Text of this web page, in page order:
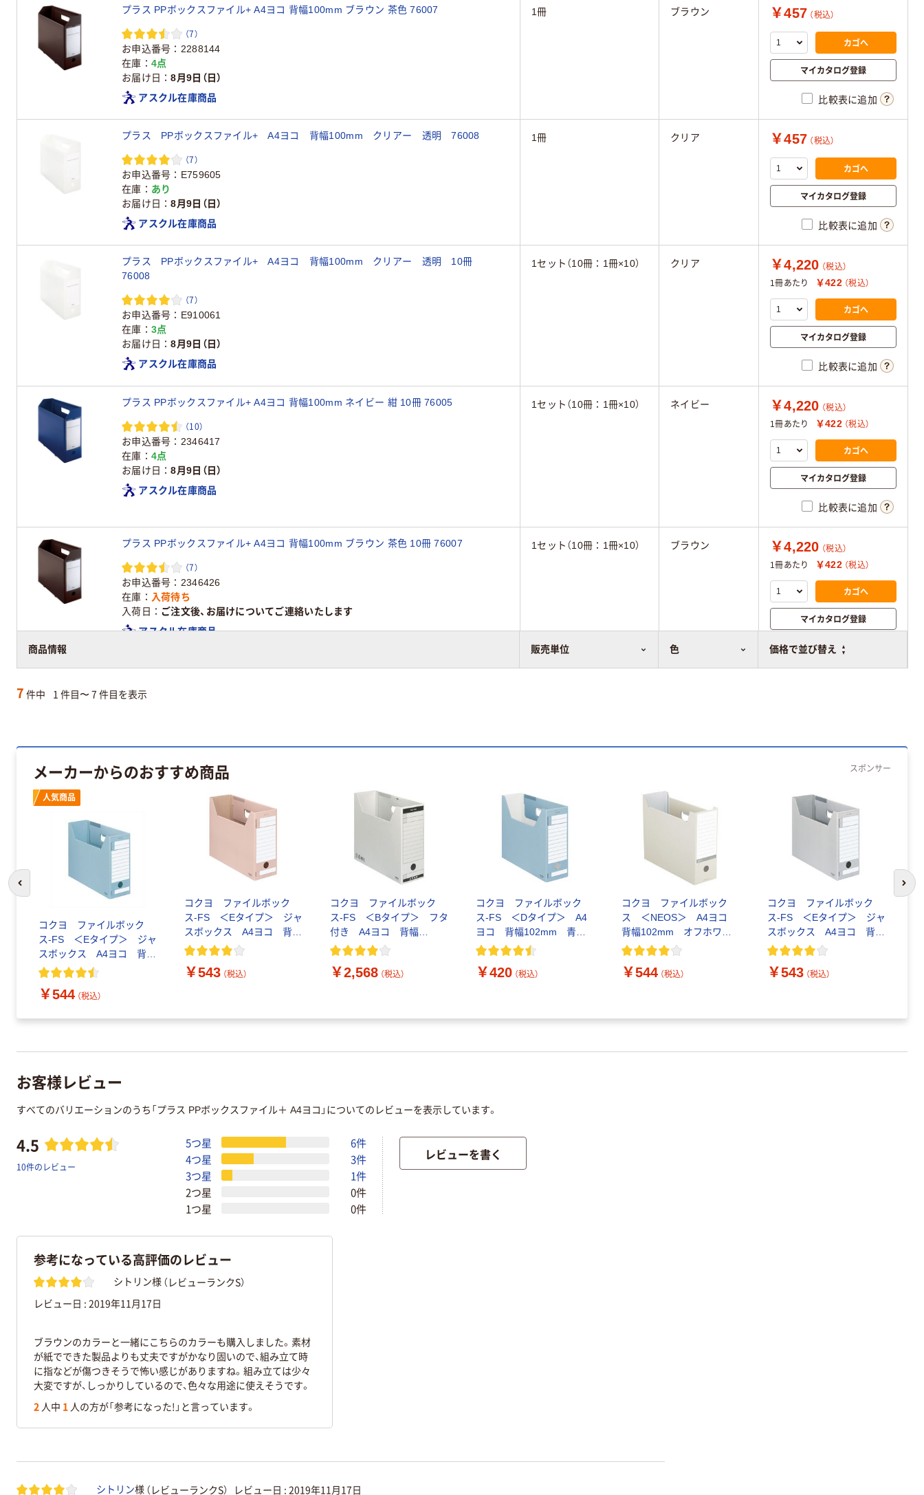
商品情報 販売単位 色 価格で並び替え
プラス PPボックスファイル+ A4ヨコ 背幅100mm ブラウン 茶色 76007
（7）
お申込番号
2288144
在庫
4点
お届け日
8月9日（日）
アスクル在庫商品
1冊 ブラウン ￥457 （税込）
カゴへ
マイカタログ登録
比較表に追加
プラス PPボックスファイル+ A4ヨコ 背幅100mm クリアー 透明 76008
（7）
お申込番号
E759605
在庫
あり
お届け日
8月9日（日）
アスクル在庫商品
1冊 クリア ￥457 （税込）
カゴへ
マイカタログ登録
比較表に追加
プラス PPボックスファイル+ A4ヨコ 背幅100mm クリアー 透明 10冊
76008
（7）
お申込番号
E910061
在庫
3点
お届け日
8月9日（日）
アスクル在庫商品
1セット（10冊：1冊×10） クリア ￥4,220 （税込）
1冊あたり
￥422 （税込）
カゴへ
マイカタログ登録
比較表に追加
プラス PPボックスファイル+ A4ヨコ 背幅100mm ネイビー 紺 10冊 76005
（10）
お申込番号
2346417
在庫
4点
お届け日
8月9日（日）
アスクル在庫商品
1セット（10冊：1冊×10） ネイビー ￥4,220 （税込）
1冊あたり
￥422 （税込）
カゴへ
マイカタログ登録
比較表に追加
プラス PPボックスファイル+ A4ヨコ 背幅100mm ブラウン 茶色 10冊 76007
（7）
お申込番号
2346426
在庫
入荷待ち
入荷日
ご注文後、お届けについてご連絡いたします
アスクル在庫商品
1セット（10冊：1冊×10） ブラウン ￥4,220 （税込）
1冊あたり
￥422 （税込）
カゴへ
マイカタログ登録
比較表に追加
7 件中 1 件目〜 7 件目を表示
メーカーからのおすすめ商品 スポンサー
人気商品
コクヨ ファイルボック
ス-FS ＜Eタイプ＞ ジャ
スボックス A4ヨコ 背幅
102mm 青 A4-LFE-B
￥544 （税込）
コクヨ ファイルボック
ス-FS ＜Eタイプ＞ ジャ
スボックス A4ヨコ 背幅
102mm ピンク A4-LFE-
￥543 （税込）
コクヨ ファイルボック
ス-FS ＜Bタイプ＞ フタ
付き A4ヨコ 背幅
102mm グレー A4-
￥2,568 （税込）
コクヨ ファイルボック
ス-FS ＜Dタイプ＞ A4
ヨコ 背幅102mm 青
A4-LFD-B 1冊
￥420 （税込）
コクヨ ファイルボック
ス ＜NEOS＞ A4ヨコ
背幅102mm オフホワイ
ト A4-NELF-W 1冊
￥544 （税込）
コクヨ ファイルボック
ス-FS ＜Eタイプ＞ ジャ
スボックス A4ヨコ 背幅
102mm グレー A4-LFE-
￥543 （税込）
次
お客様レビュー
すべてのバリエーションのうち「プラス PPボックスファイル＋ A4ヨコ」についてのレビューを表示しています。
4.5
10件のレビュー
5つ星
6件
4つ星
3件
3つ星
1件
2つ星
0件
1つ星
0件
レビューを書く
参考になっている高評価のレビュー
シトリン様 （レビューランクS）
レビュー日 : 2019年11月17日
ブラウンのカラーと一緒にこちらのカラーも購入しました。素材
が紙でできた製品よりも丈夫ですがかなり固いので、組み立て時
に指などが傷つきそうで怖い感じがありますね。組み立ては少々
大変ですが、しっかりしているので、色々な用途に使えそうです。
2 人中 1 人の方が「参考になった!」と言っています。
シトリン様 （レビューランクS） レビュー日 : 2019年11月17日